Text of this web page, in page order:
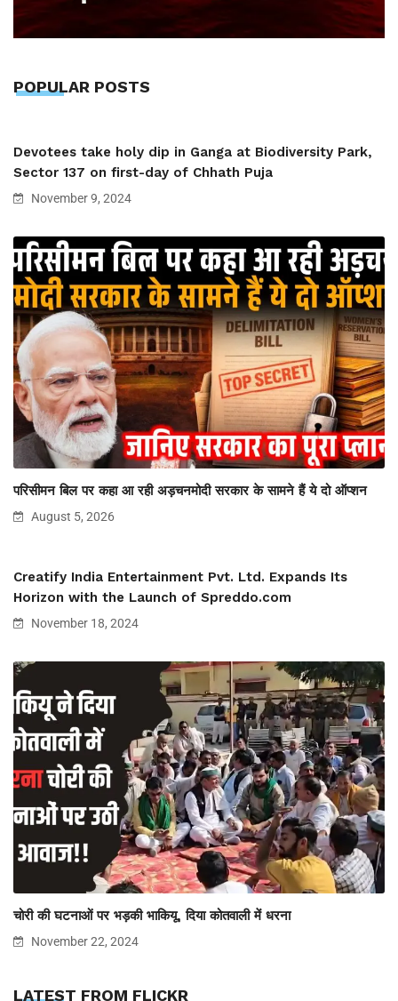
POPULAR POSTS
Devotees take holy dip in Ganga at Biodiversity Park,
Sector 137 on first-day of Chhath Puja
November 9, 2024
परिसीमन बिल पर कहा आ रही अड़चनमोदी सरकार के सामने हैं ये दो ऑप्शन
August 5, 2026
Creatify India Entertainment Pvt. Ltd. Expands Its
Horizon with the Launch of Spreddo.com
November 18, 2024
चोरी की घटनाओं पर भड़की भाकियू, दिया कोतवाली में धरना
November 22, 2024
LATEST FROM FLICKR